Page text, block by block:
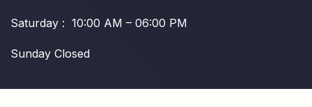
Saturday : 10:00 AM – 06:00 PM
Sunday Closed